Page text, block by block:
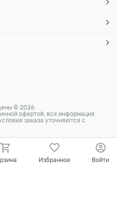
© 2026
офертой, вся информация
заказа уточняются с
Избранное Войти